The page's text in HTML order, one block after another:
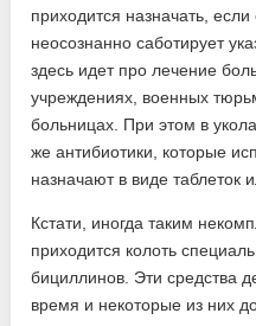
приходится назначать,
неосознанно саботирует
здесь идет про лечение
учреждениях, военных
больницах. При этом в
же антибиотики, которые
назначают в виде таблеток
Кстати, иногда таким
приходится колоть
бициллинов. Эти средства
время и некоторые из них